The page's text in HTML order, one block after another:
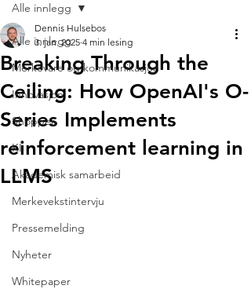
Alle innlegg
Merkevare og kommunikasjon
Innovasjon
Shopper
KI
Akademisk samarbeid
Merkevekstintervju
Pressemelding
Nyheter
Whitepaper
Alle innlegg
Breaking Through the
Ceiling: How OpenAI's O-
Series Implements
reinforcement learning in
LLMS
Dennis Hulsebos
3. jan. 2025 4 min lesing